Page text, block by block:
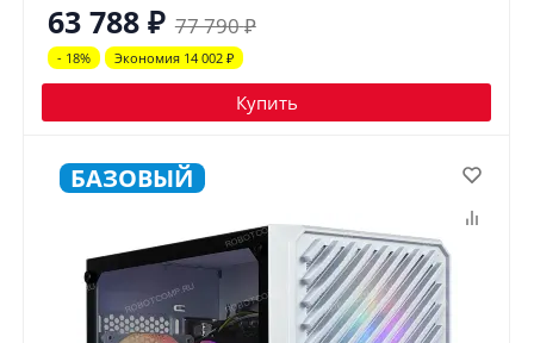
63 788 ₽ 77 790₽
- 18% Экономия 14 002 ₽
Купить
БАЗОВЫЙ